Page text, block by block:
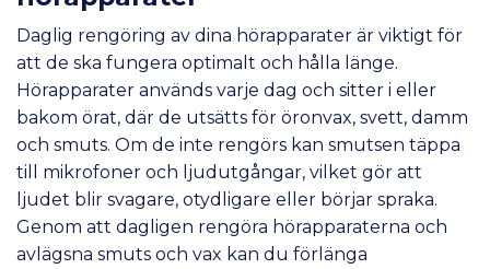
Daglig rengöring av dina hörapparater är viktigt för
att de ska fungera optimalt och hålla länge.
Hörapparater används varje dag och sitter i eller
bakom örat, där de utsätts för öronvax, svett, damm
och smuts. Om de inte rengörs kan smutsen täppa
till mikrofoner och ljudutgångar, vilket gör att
ljudet blir svagare, otydligare eller börjar spraka.
Genom att dagligen rengöra hörapparaterna och
avlägsna smuts och vax kan du förlänga